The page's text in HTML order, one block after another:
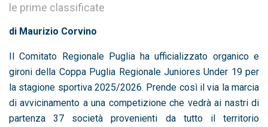
le prime classificate
di Maurizio Corvino
Il Comitato Regionale Puglia ha ufficializzato organico e
gironi della Coppa Puglia Regionale Juniores Under 19 per
la stagione sportiva 2025/2026. Prende così il via la marcia
di avvicinamento a una competizione che vedrà ai nastri di
partenza 37 società provenienti da tutto il territorio